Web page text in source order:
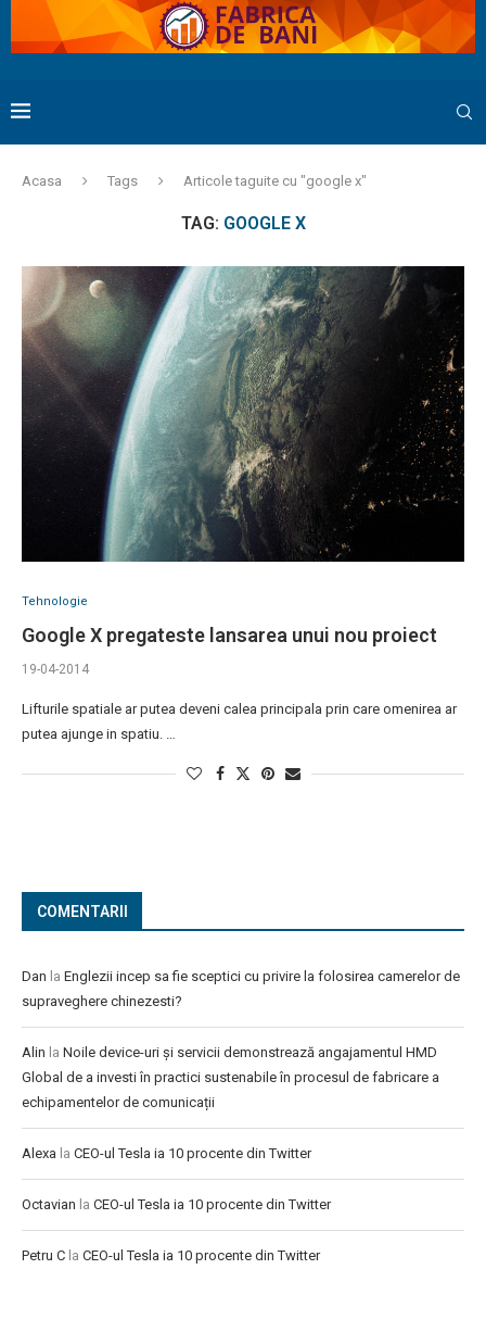
Acasa Tags Articole taguite cu "google x"
TAG: GOOGLE X
Tehnologie
Google X pregateste lansarea unui nou proiect
19-04-2014
Lifturile spatiale ar putea deveni calea principala prin care omenirea ar
putea ajunge in spatiu. …
COMENTARII
Dan la Englezii incep sa fie sceptici cu privire la folosirea camerelor de
supraveghere chinezesti?
Alin la Noile device-uri și servicii demonstrează angajamentul HMD
Global de a investi în practici sustenabile în procesul de fabricare a
echipamentelor de comunicații
Alexa la CEO-ul Tesla ia 10 procente din Twitter
Octavian la CEO-ul Tesla ia 10 procente din Twitter
Petru C la CEO-ul Tesla ia 10 procente din Twitter